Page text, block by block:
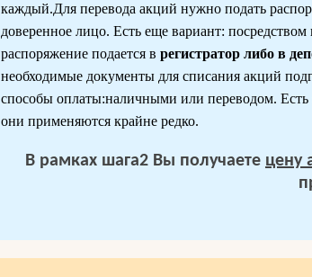
каждый.Для перевода акций нужно подать
доверенное лицо. Есть еще вариант:
распоряжение подается в регистратор либо в
необходимые документы для списания акций
способы оплаты:наличными или переводом. Есть
они применяются крайне редко.
В рамках шага2 Вы получаете цену